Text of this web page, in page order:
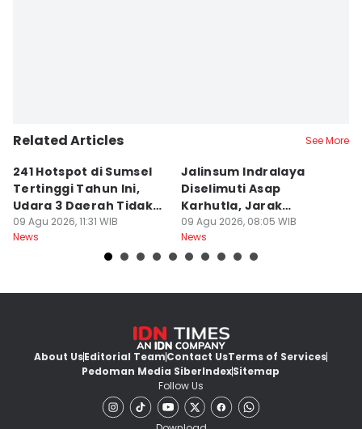
Related Articles See More
241 Hotspot di Sumsel
Tertinggi Tahun Ini,
Udara 3 Daerah Tidak
Sehat
09 Agu 2026, 11:31 WIB
News
Jalinsum Indralaya
Diselimuti Asap
Karhutla, Jarak
Pandang 30 Meter
09 Agu 2026, 08:05 WIB
News
About UsEditorial TeamContact UsTerms of Services
Pedoman Media SiberIndexSitemap
Follow Us